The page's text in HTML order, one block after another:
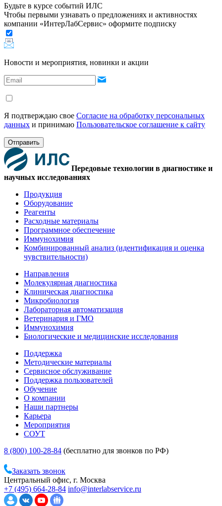
Будьте в курсе событий ИЛС
Чтобы первыми узнавать о предложениях и активностях
компании «ИнтерЛабСервис» оформите подписку
Новости и мероприятия, новинки и акции
Я подтверждаю свое Согласие на обработку персональных
данных и принимаю Пользовательское соглашение к сайту
Отправить
Передовые технологии в диагностике и
научных исследованиях
Продукция
Оборудование
Реагенты
Расходные материалы
Программное обеспечение
Иммунохимия
Комбинированный анализ (идентификация и оценка
чувствительности)
Направления
Молекулярная диагностика
Клиническая диагностика
Микробиология
Лабораторная автоматизация
Ветеринария и ГМО
Иммунохимия
Биологические и медицинские исследования
Поддержка
Методические материалы
Сервисное обслуживание
Поддержка пользователей
Обучение
О компании
Наши партнеры
Карьера
Мероприятия
СОУТ
8 (800) 100-28-84 (бесплатно для звонков по РФ)
Заказать звонок
Центральный офис, г. Москва
+7 (495) 664-28-84 info@interlabservice.ru